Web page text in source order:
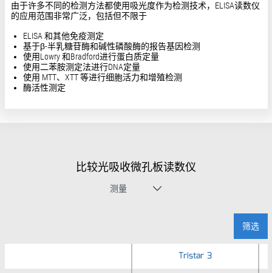
由于许多不同的检测方法都使用吸光度作为检测技术，ELISA读数仪
的应用范围非常广泛，包括但不限于
ELISA 和其他免疫测定
基于β-半乳糖苷酶和碱性磷酸酶的报告基因检测
使用Lowry 和Bradford进行蛋白质定量
使用二苯胺测定法进行DNA定量
使用 MTT、XTT 等进行细胞活力和增殖检测
酶活性测定
比较光吸收微孔板读数仪
测量
筛选
Tristar 3